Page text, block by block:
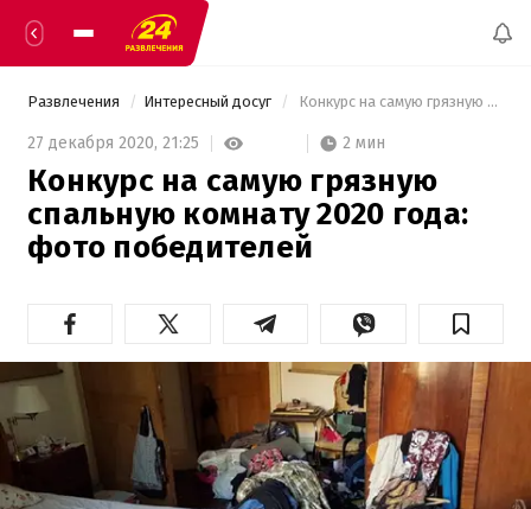
Развлечения Интересный досуг Конкурс на самую грязную спальную комнату 2020 года: фото победителей
27 декабря 2020, 21:25 2 мин
Конкурс на самую грязную
спальную комнату 2020 года:
фото победителей